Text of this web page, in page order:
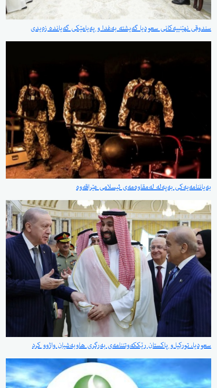
سندوقی نهێنییەكانی سعودیا گەیشتە بەغدا و پەیامێكی گەیاندە زەیدی
بەیاننامەیەكی بەپەلە لەمقاوەمەی ئیسلامی عێراقەوە
سعودیا، تورکیا و پاکستان رێککەوتننامەی بەرگری هاوبەشیان واژوو کرد